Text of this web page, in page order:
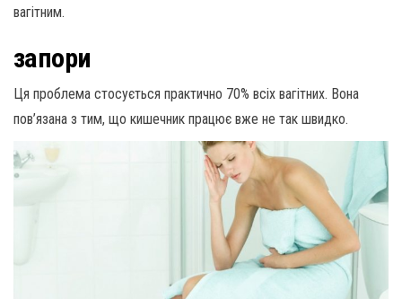
вагітним.
запори
Ця проблема стосується практично 70% всіх вагітних. Вона
пов’язана з тим, що кишечник працює вже не так швидко.